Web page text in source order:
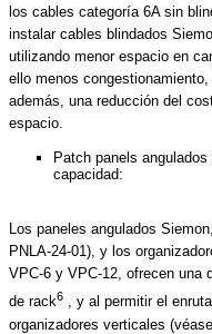
los cables categoría 6A sin
instalar cables blindados
utilizando menor espacio en
ello menos
además, una reducción del
espacio.
Patch panels
capacidad:
Los paneles angulados
PNLA-24-01), y los
VPC-6 y VPC-12, ofrecen una
de rack6 , y al permitir el
organizadores verticales